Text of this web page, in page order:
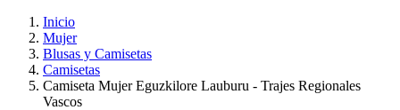
Inicio
Mujer
Blusas y Camisetas
Camisetas
Camiseta Mujer Eguzkilore Lauburu - Trajes Regionales
Vascos